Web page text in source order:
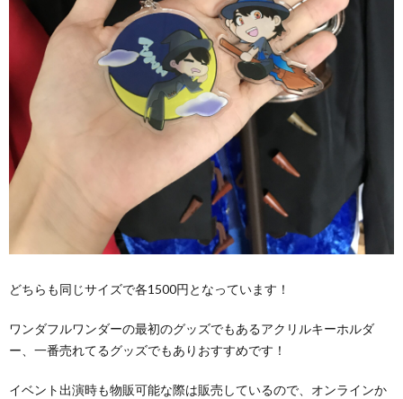
どちらも同じサイズで各1500円となっています！
ワンダフルワンダーの最初のグッズでもあるアクリルキーホルダ
ー、一番売れてるグッズでもありおすすめです！
イベント出演時も物販可能な際は販売しているので、オンラインか